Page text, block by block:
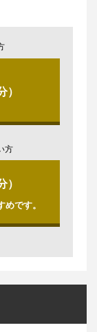
）
方
）
です。